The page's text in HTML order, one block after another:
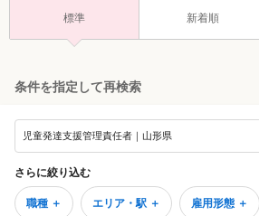
標準 新着順
条件を指定して再検索
児童発達支援管理責任者｜山形県
さらに絞り込む
職種 ＋ エリア・駅 ＋ 雇用形態 ＋